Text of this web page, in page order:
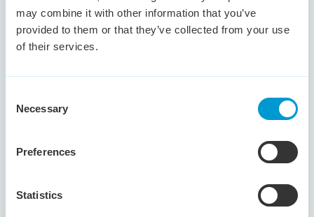
may combine it with other information that you’ve
provided to them or that they’ve collected from your use
of their services.
Selection
Necessary
Preferences
Statistics
AI in actie. Maar zonder risico’s?
AI is al onderdeel van de dagelijkse praktijk, soms zelfs